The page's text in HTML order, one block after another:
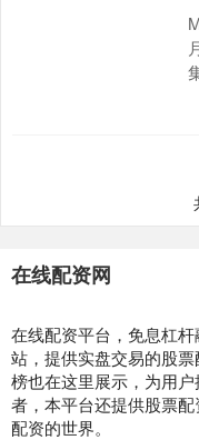
在线配资网
在线配资平台，免息杠
站，提供实盘交易的股
榜也在这里展示，为用
者，本平台还提供股票
配资的世界。